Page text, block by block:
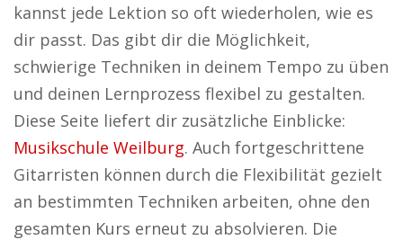
kannst jede Lektion so oft wiederholen, wie es
dir passt. Das gibt dir die Möglichkeit,
schwierige Techniken in deinem Tempo zu üben
und deinen Lernprozess flexibel zu gestalten.
Diese Seite liefert dir zusätzliche Einblicke:
Musikschule Weilburg. Auch fortgeschrittene
Gitarristen können durch die Flexibilität gezielt
an bestimmten Techniken arbeiten, ohne den
gesamten Kurs erneut zu absolvieren. Die